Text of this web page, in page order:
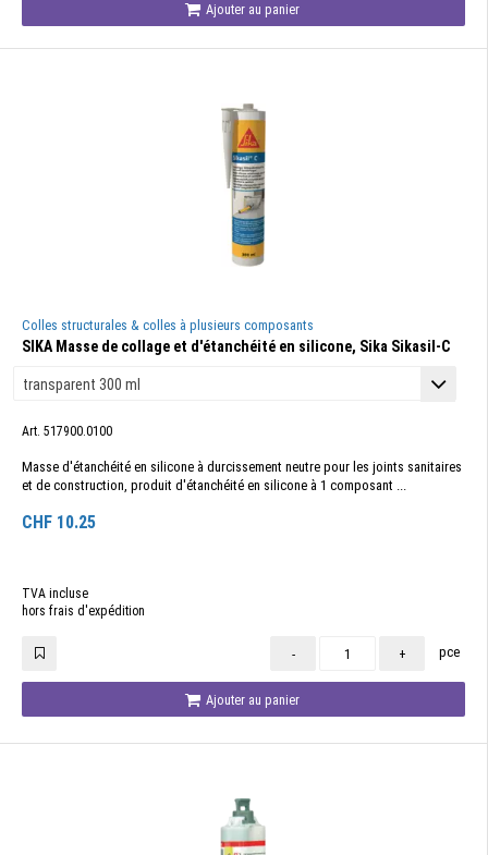
Ajouter au panier
Colles structurales & colles à plusieurs composants
SIKA Masse de collage et d'étanchéité en silicone, Sika Sikasil-C
Art. 517900.0100
Masse d'étanchéité en silicone à durcissement neutre pour les joints sanitaires
et de construction, produit d'étanchéité en silicone à 1 composant ...
CHF 10.25
TVA incluse
hors frais d'expédition
- + pce
Ajouter au panier